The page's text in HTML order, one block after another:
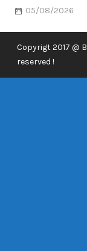
05/08/2026
Copyrigt 2017 @
reserved !